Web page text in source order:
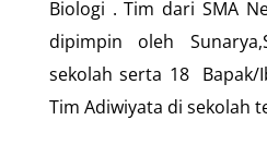
Biologi . Tim dari SMA
dipimpin oleh
sekolah serta 18 Bapak/
Tim Adiwiyata di sekolah